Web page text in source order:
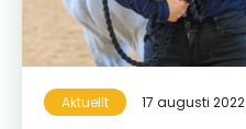
Aktuellt 17 augusti 2022